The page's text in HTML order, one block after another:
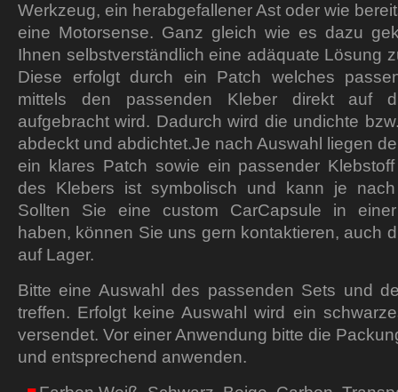
Werkzeug, ein herabgefallener Ast oder wie
eine Motorsense. Ganz gleich wie es dazu
Ihnen selbstverständlich eine adäquate Lösung
Diese erfolgt durch ein Patch welches
mittels den passenden Kleber direkt auf
aufgebracht wird. Dadurch wird die undichte
abdeckt und abdichtet.Je nach Auswahl liegen
ein klares Patch sowie ein passender
des Klebers ist symbolisch und kann je nach
Sollten Sie eine custom CarCapsule in
haben, können Sie uns gern kontaktieren, auch
auf Lager.
Bitte eine Auswahl des passenden Sets und
treffen. Erfolgt keine Auswahl wird ein
versendet. Vor einer Anwendung bitte die
und entsprechend anwenden.